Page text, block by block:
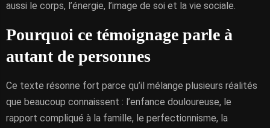
aussi le corps, l’énergie, l’image de soi et la vie sociale.
Pourquoi ce témoignage parle à
autant de personnes
Ce texte résonne fort parce qu’il mélange plusieurs réalités
que beaucoup connaissent : l’enfance douloureuse, le
rapport compliqué à la famille, le perfectionnisme, la